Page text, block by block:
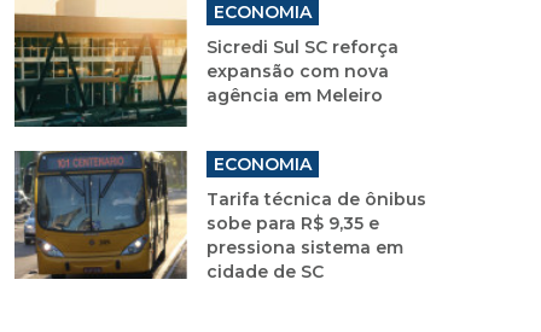
ECONOMIA
Sicredi Sul SC reforça
expansão com nova
agência em Meleiro
ECONOMIA
Tarifa técnica de ônibus
sobe para R$ 9,35 e
pressiona sistema em
cidade de SC